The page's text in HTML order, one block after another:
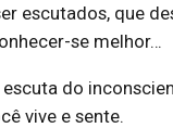
escutados, que
se melhor…
do
vive e sente.